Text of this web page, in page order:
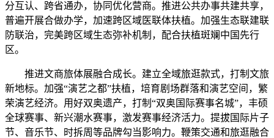
分互认、跨省通办，协同优化营商。推进公共办事共建共享，
普遍开展合做办学，加速跨区域医联体扶植。加强生态联建联
防联治，完美跨区域生态弥补机制，配合扶植斑斓中国先行
区。
推进文商旅体展融合成长。建立全域旅逛款式，打制文旅
新地标。加强“演艺之都”扶植，培育剧场群落和演艺空间，繁
荣演艺经济。用好双奥遗产，打制“双奥国际赛事名城”，丰硕
全球赛事、新兴潮水赛事，激发赛事经济活力。提拔国际片子
节、音乐节、时拆周等品牌勾当影响力。鞭策交通和旅逛融合